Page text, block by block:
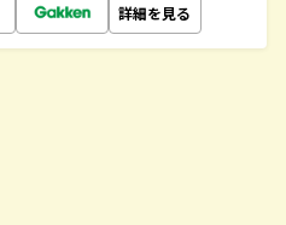
詳細を見る